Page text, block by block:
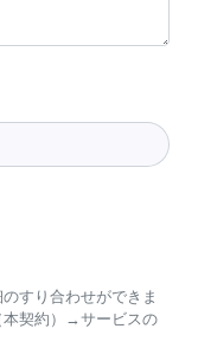
すり合わせができま
本契約）→サービスの